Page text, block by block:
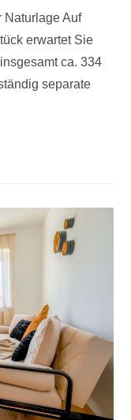
Naturlage Auf
erwartet Sie
ca. 334
separate